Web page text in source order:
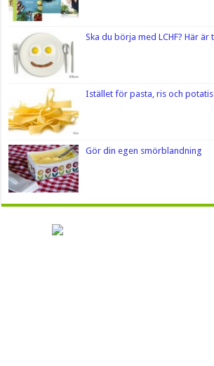
Ska du börja med LCHF? Här
Istället för pasta, ris och potatis
Gör din egen smörblandning